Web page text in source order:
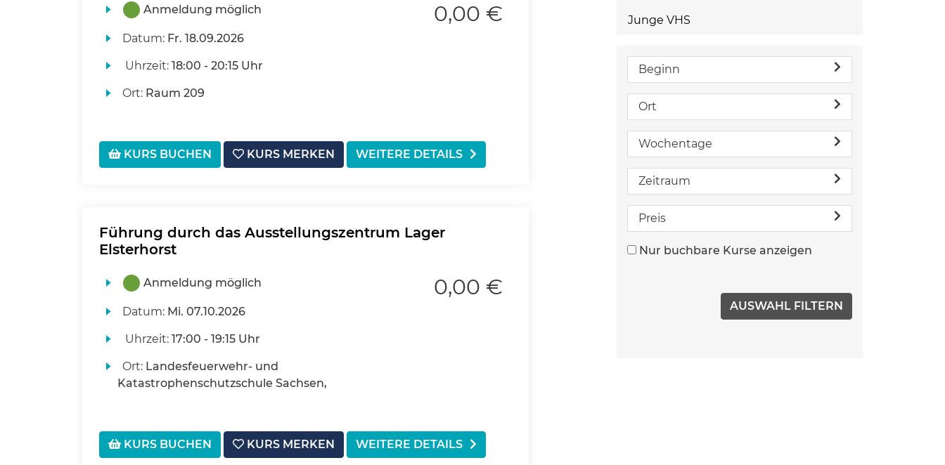
Anmeldung möglich
Datum: Fr. 18.09.2026
Uhrzeit: 18:00 - 20:15 Uhr
Ort: Raum 209
0,00 €
KURS BUCHEN KURS MERKEN WEITERE DETAILS
Führung durch das Ausstellungszentrum Lager
Elsterhorst
Anmeldung möglich
Datum: Mi. 07.10.2026
Uhrzeit: 17:00 - 19:15 Uhr
Ort: Landesfeuerwehr- und
Katastrophenschutzschule Sachsen,
0,00 €
KURS BUCHEN KURS MERKEN WEITERE DETAILS
Junge VHS
Beginn
Ort
Wochentage
Zeitraum
Preis
Nur buchbare Kurse anzeigen